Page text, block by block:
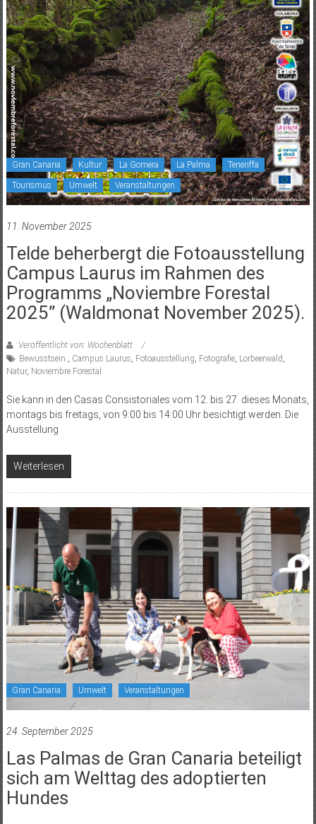
Gran Canaria Kultur La Gomera La Palma Teneriffa
Tourismus Umwelt Veranstaltungen
11. November 2025
Telde beherbergt die Fotoausstellung
Campus Laurus im Rahmen des
Programms „Noviembre Forestal
2025” (Waldmonat November 2025).
Veröffentlicht von: Wochenblatt
Bewusstsein., Campus Laurus, Fotoausstellung, Fotografie, Lorbeerwald ,
Natur, Noviembre Forestal
Sie kann in den Casas Consistoriales vom 12. bis 27. dieses Monats,
montags bis freitags, von 9:00 bis 14:00 Uhr besichtigt werden. Die
Ausstellung
Weiterlesen
Gran Canaria Umwelt Veranstaltungen
24. September 2025
Las Palmas de Gran Canaria beteiligt
sich am Welttag des adoptierten
Hundes